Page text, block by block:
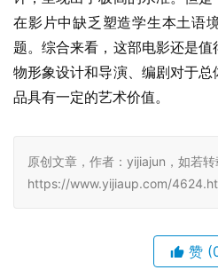
在影片中缺乏塑造学生本土语
题。综合来看，这部电影还是
物形象设计和导演、编剧对于
品具有一定的艺术价值。
原创文章，作者：yijiajun，如若转
https://www.yijiaup.com/
赞